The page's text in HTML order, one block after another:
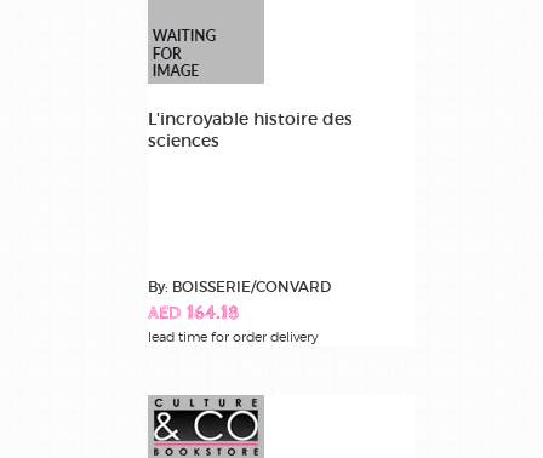
L'incroyable histoire des
sciences
By: BOISSERIE/CONVARD
AED 164.18
lead time for order delivery